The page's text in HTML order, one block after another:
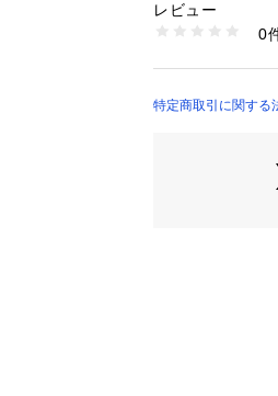
生産国：中国製
レビュー
0
特定商取引に関する